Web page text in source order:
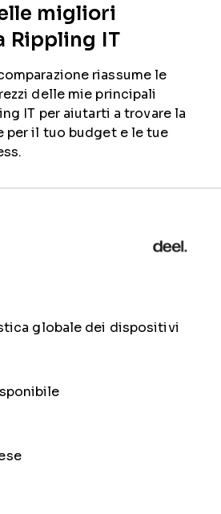
migliori
Rippling IT
riassume le
delle mie principali
IT per aiutarti a trovare la
per il tuo budget e le tue
globale dei dispositivi